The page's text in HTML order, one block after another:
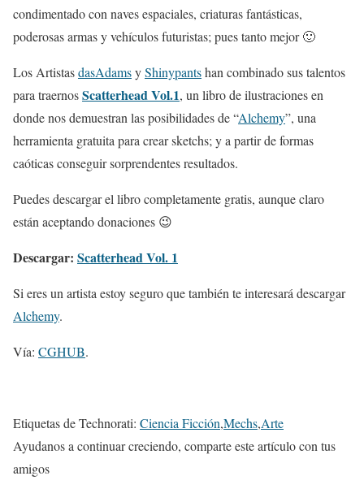
condimentado con naves espaciales, criaturas fantásticas,
poderosas armas y vehículos futuristas; pues tanto mejor 🙂
Los ArtistasdasAdamsyShinypantshan combinado sus talentos
para traernosScatterhead Vol.1, un libro de ilustraciones en
donde nos demuestran las posibilidades de “Alchemy”, una
herramienta gratuita para crear sketchs; y a partir de formas
caóticas conseguir sorprendentes resultados.
Puedes descargar el libro completamente gratis, aunque claro
están aceptando donaciones 😉
Descargar: Scatterhead Vol. 1
Si eres un artista estoy seguro que también te interesará descargar
Alchemy.
Vía: CGHUB.
Etiquetas de Technorati: Ciencia Ficción,Mechs,Arte
Ayudanos a continuar creciendo, comparte este artículo con tus
amigos